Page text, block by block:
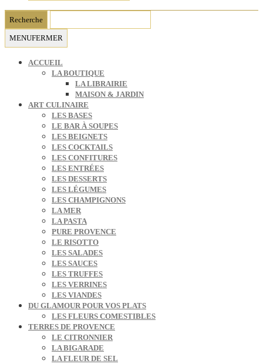
MENUFERMER
ACCUEIL
LA BOUTIQUE
LA LIBRAIRIE
MAISON & JARDIN
ART CULINAIRE
LES BASES
LE BAR À SOUPES
LES BEIGNETS
LES COCKTAILS
LES CONFITURES
LES ENTRÉES
LES DESSERTS
LES LÉGUMES
LES CHAMPIGNONS
LA MER
LA PASTA
PURE PROVENCE
LE RISOTTO
LES SALADES
LES SAUCES
LES TRUFFES
LES VERRINES
LES VIANDES
DU GLAMOUR POUR VOS PLATS
LES FLEURS COMESTIBLES
TERRES DE PROVENCE
LE CITRONNIER
LA BIGARADE
LA FLEUR DE SEL